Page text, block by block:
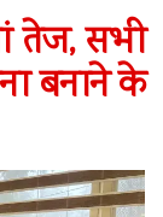
तेज, सभी
बनाने के